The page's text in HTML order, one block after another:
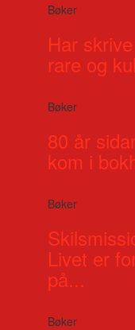
Bøker
Har
rare og
Bøker
80 år
kom i
Bøker
Livet er
på...
Bøker